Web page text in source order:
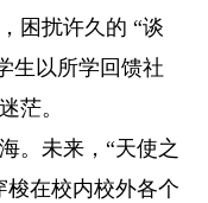
困扰许久的 “谈
生以所学回馈社
茫。
。未来，“天使之
梭在校内校外各个